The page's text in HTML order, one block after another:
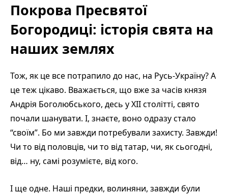
Покрова Пресвятої
Богородиці: історія свята на
наших землях
Тож, як це все потрапило до нас, на Русь-Україну? А
це теж цікаво. Вважається, що вже за часів князя
Андрія Боголюбського, десь у XII столітті, свято
почали шанувати. І, знаєте, воно одразу стало
“своїм”. Бо ми завжди потребували захисту. Завжди!
Чи то від половців, чи то від татар, чи, як сьогодні,
від… ну, самі розумієте, від кого.
І ще одне. Наші предки, волиняни, завжди були